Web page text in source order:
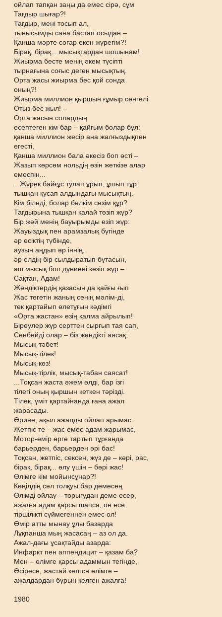
ойлап тапқан заңы да емес сірә, сұм
Тағдыр шығар?!
Тағдыр, мені тосып ал,
тынысымды сана бастап осыдан –
Қанша мәрте соғар екен жүрегім?!
Бірақ, бірақ... мысықтардан шошынам!
Жиырма бесте менің әкем түсіпті
тырнағына соғыс деген мысықтың.
Орта жасы жиырма бес қой сонда
оның?!
Жиырма миллион қыршын ғұмыр сөнгелі
Отыз бес жыл! –
Орта жасын солардың
есептеген кім бар – қайғым болар бұл:
қанша миллион жесір ана жалғыздықпен
егесті,
Қанша миллион бала әкесіз боп өсті –
Жазып көрсөм нольдің өзін жеткізе алар
емеспін...
...Жүрек байғұс тулап ұрып, ұшып тұр
тышқан құсап алдындағы мысықтың.
Кім біледі, болар бәлкім сезім құр?
Тағдырына тышқан қалай төзіп жүр?
Бір жәй менің бауырымды езіп жүр:
Жауыздық пен арамзалық бүгінде
әр есіктің түбінде,
аузын аңдып әр іннің,
әр елдің бір сылдыратып бұтасын,
аш мысық боп дүниені кезіп жүр –
Сақтан, Адам!
Жәндіктердің қазасын да қайғы ғып
Жас төгетін жаның сенің мәлім-ді,
тек қартайып өлетұғын кәдімгі
«Орта жастан» өзің қалма айрылып!
Біреулер жүр серттен сырғып тая сап,
Сенбейді олар – біз жәндікті аясақ;
Мысық-тәбет!
Мысық-тілек!
Мысық-көз!
Мысық-тірлік, мысық-табан саясат!
...Тоқсан жаста әжем өлді, бар ізгі
тілегі оның қыршын кеткен тәрізді.
Тілек, үміт қартайғанда ғана ажал
жарасады.
Әрине, ақыл ажалды ойлап арымас.
Жетпіс те – жас емес адам жарымас,
Мотор-өмір өрге тартып тұрғанда
барьерден, барьерден әрі бас!
Тоқсан, жетпіс, сексен, жүз де – кәрі, рас,
бірақ, бірақ... өлу үшін – бәрі жас!
Өлімге кім мойынсұнар?!
Көңілдің сәл толқуы бар демесең
Өлімді ойлау – торығудан деме есер,
ажалға адам қарсы шапса, он есе
тіршілікті сүймегеннен емес ол!
Өмір атты мынау ұлы базарда
Лұқпанша мың жасасаң – аз ол да.
Ажал-дағы ұсақтайды азарда:
Инфаркт пен аппендицит – қазам ба?
Мен – өлімге қарсы адаммын тегінде,
Әсіресе, жастай келгсн өлімге –
ажалдардан бұрын келген ажалға!
1980